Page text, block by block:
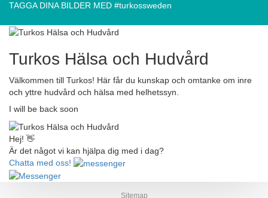
TAGGA DINA BILDER MED #turkossweden
Turkos Hälsa och Hudvård
Välkommen till Turkos! Här får du kunskap och omtanke om inre
och yttre hudvård och hälsa med helhetssyn.
I will be back soon
Hej! 👋
Är det något vi kan hjälpa dig med i dag?
Chatta med oss!
Sitemap